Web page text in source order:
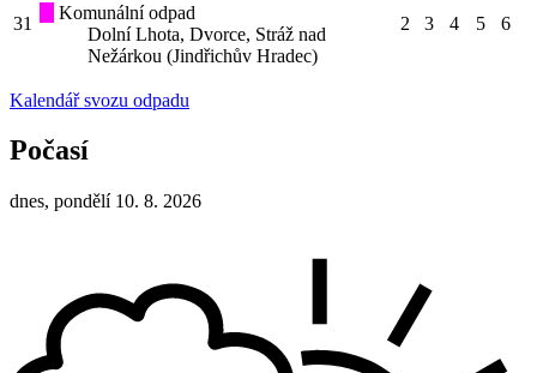
31
Komunální odpad
Dolní Lhota, Dvorce, Stráž nad
Nežárkou (Jindřichův Hradec)
2 3 4 5 6
Kalendář svozu odpadu
Počasí
dnes, pondělí 10. 8. 2026